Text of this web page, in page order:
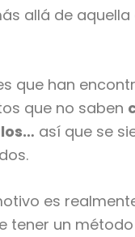
allá de aquella
que han
que no saben
así que se
es
tener un